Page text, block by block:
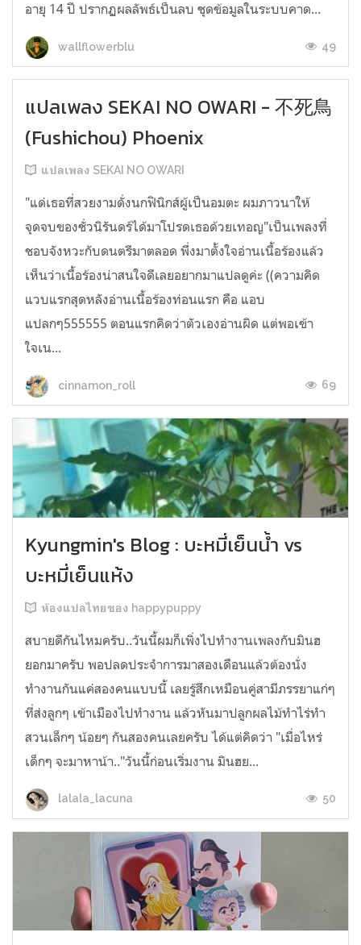
อายุ 14 ปี ปรากฏผลลัพธ์เป็นลบ ชุดข้อมูลในระบบคาด...
wallflowerblu 49
แปลเพลง SEKAI NO OWARI - 不死鳥
(Fushichou) Phoenix
แปลเพลง SEKAI NO OWARI
"แด่เธอที่สวยงามดั่งนกฟินิกส์ผู้เป็นอมตะ ผมภาวนาให้
จุดจบของชั่วนิรันดร์ได้มาโปรดเธอด้วยเทอญ"เป็นเพลงที่
ชอบจังหวะกับดนตรีมาตลอด พึ่งมาตั้งใจอ่านเนื้อร้องแล้ว
เห็นว่าเนื้อร้องน่าสนใจดีเลยอยากมาแปลดูค่ะ ((ความคิด
แวบแรกสุดหลังอ่านเนื้อร้องท่อนแรก คือ แอบ
แปลกๆ555555 ตอนแรกคิดว่าตัวเองอ่านผิด แต่พอเข้า
ใจเน...
cinnamon_roll 69
Kyungmin's Blog : บะหมี่เย็นน้ำ vs
บะหมี่เย็นแห้ง
ห้องแปลไทยของ happypuppy
สบายดีกันไหมครับ..วันนี้ผมก็เพิ่งไปทำงานเพลงกับมินฮ
ยอกมาครับ พอปลดประจำการมาสองเดือนแล้วต้องนั่ง
ทำงานกันแค่สองคนแบบนี้ เลยรู้สึกเหมือนคู่สามีภรรยาแก่ๆ
ที่ส่งลูกๆ เข้าเมืองไปทำงาน แล้วหันมาปลูกผลไม้ทำไร่ทำ
สวนเล็กๆ น้อยๆ กันสองคนเลยครับ ได้แต่คิดว่า "เมื่อไหร่
เด็กๆ จะมาหาน้า.."วันนี้ก่อนเริ่มงาน มินฮย...
lalala_lacuna 50